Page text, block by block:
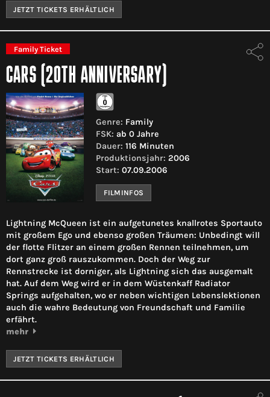
JETZT TICKETS ERHÄLTLICH
Family Ticket
CARS (20TH ANNIVERSARY)
Genre: Family
FSK: ab 0 Jahre
Dauer: 116 Minuten
Produktionsjahr: 2006
Start: 07.09.2006
FILMINFOS
Lightning McQueen ist ein aufgetunetes knallrotes Sportauto
mit großem Ego und ebenso großen Träumen: Unbedingt will
der flotte Flitzer an einem großen Rennen teilnehmen, um
dort ganz groß rauszukommen. Doch der Weg zur
Rennstrecke ist dorniger, als Lightning sich das ausgemalt
hat. Auf dem Weg wird er in dem Wüstenkaff Radiator
Springs aufgehalten, wo er neben wichtigen Lebenslektionen
auch die wahre Bedeutung von Freundschaft und Familie
erfährt.
mehr
JETZT TICKETS ERHÄLTLICH